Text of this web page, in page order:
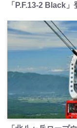
「P.F.13-2 Black」